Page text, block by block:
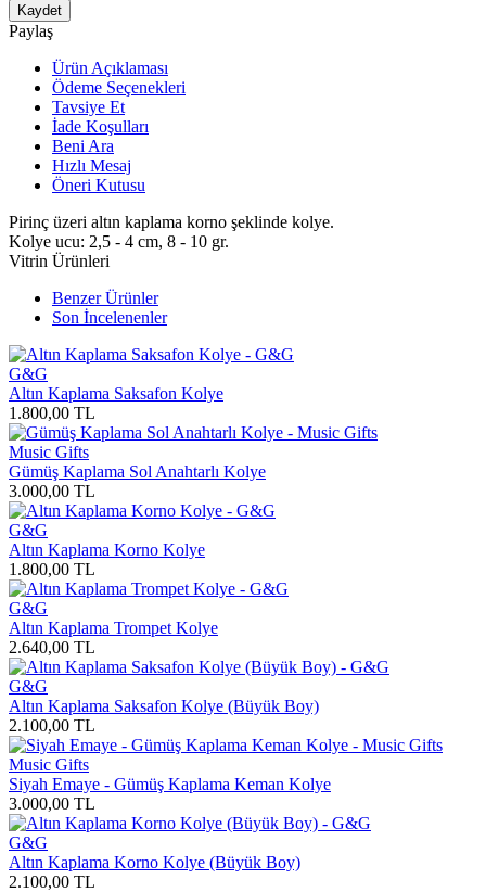
Kaydet
Paylaş
Ürün Açıklaması
Ödeme Seçenekleri
Tavsiye Et
İade Koşulları
Beni Ara
Hızlı Mesaj
Öneri Kutusu
Pirinç üzeri altın kaplama korno şeklinde kolye.
Kolye ucu: 2,5 - 4 cm, 8 - 10 gr.
Vitrin Ürünleri
Benzer Ürünler
Son İncelenenler
G&G
Altın Kaplama Saksafon Kolye
1.800,00 TL
Music Gifts
Gümüş Kaplama Sol Anahtarlı Kolye
3.000,00 TL
G&G
Altın Kaplama Korno Kolye
1.800,00 TL
G&G
Altın Kaplama Trompet Kolye
2.640,00 TL
G&G
Altın Kaplama Saksafon Kolye (Büyük Boy)
2.100,00 TL
Music Gifts
Siyah Emaye - Gümüş Kaplama Keman Kolye
3.000,00 TL
G&G
Altın Kaplama Korno Kolye (Büyük Boy)
2.100,00 TL